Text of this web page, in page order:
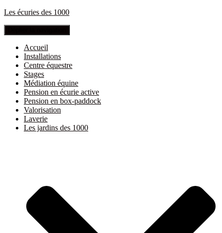
Les écuries des 1000
Accueil
Installations
Centre équestre
Stages
Médiation équine
Pension en écurie active
Pension en box-paddock
Valorisation
Laverie
Les jardins des 1000